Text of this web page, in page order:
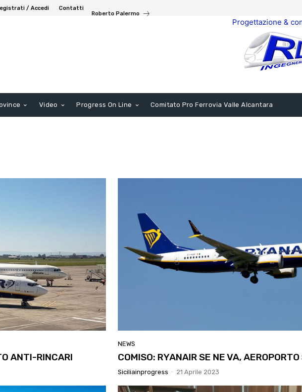
/ Accedi
Contatti
Roberto Palermo
Progettazione &
Video Progress On Line Comitato Pro Ferrovia Valle Alcantara
ANTI-RINCARI
NEWS
COMISO: RYANAIR SE NE VA,
Siciliainprogress - 21 Aprile 2023